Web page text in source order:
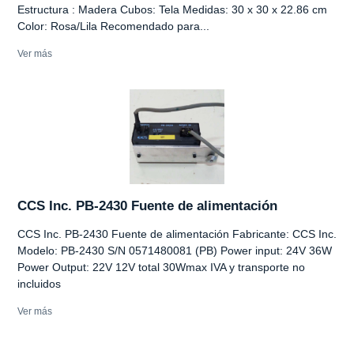
Estructura : Madera Cubos: Tela Medidas: 30 x 30 x 22.86 cm
Color: Rosa/Lila Recomendado para...
Ver más
CCS Inc. PB-2430 Fuente de alimentación
CCS Inc. PB-2430 Fuente de alimentación Fabricante: CCS Inc.
Modelo: PB-2430 S/N 0571480081 (PB) Power input: 24V 36W
Power Output: 22V 12V total 30Wmax IVA y transporte no
incluidos
Ver más